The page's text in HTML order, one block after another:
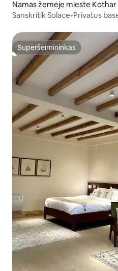
Namas žemėje mieste Kothar
Sanskritik Solace•Privatus
Superšeimininkas
Superšeimininkas